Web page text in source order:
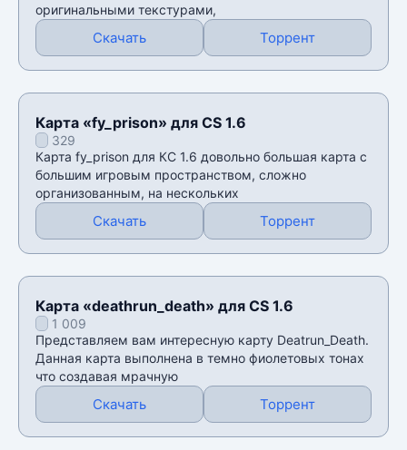
оригинальными текстурами,
Скачать Торрент
Карта «fy_prison» для CS 1.6
329
Карта fy_prison для КС 1.6 довольно большая карта с
большим игровым пространством, сложно
организованным, на нескольких
Скачать Торрент
Карта «deathrun_death» для CS 1.6
1 009
Представляем вам интересную карту Deatrun_Death.
Данная карта выполнена в темно фиолетовых тонах
что создавая мрачную
Скачать Торрент